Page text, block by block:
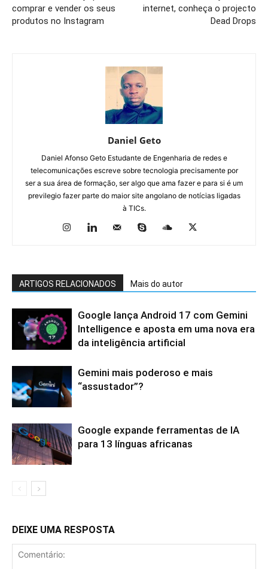
comprar e vender os seus
produtos no Instagram
internet, conheça o projecto
Dead Drops
Daniel Geto
Daniel Afonso Geto Estudante de Engenharia de redes e
telecomunicações escreve sobre tecnologia precisamente por
ser a sua área de formação, ser algo que ama fazer e para si é um
previlegio fazer parte do maior site angolano de notícias ligadas
à TICs.
ARTIGOS RELACIONADOS Mais do autor
Google lança Android 17 com Gemini
Intelligence e aposta em uma nova era
da inteligência artificial
Gemini mais poderoso e mais
“assustador”?
Google expande ferramentas de IA
para 13 línguas africanas
DEIXE UMA RESPOSTA